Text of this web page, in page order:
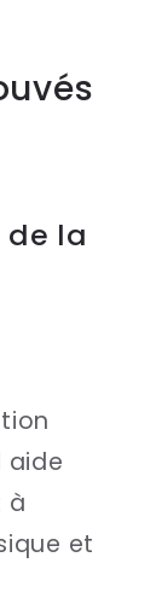
la
aide
à
et